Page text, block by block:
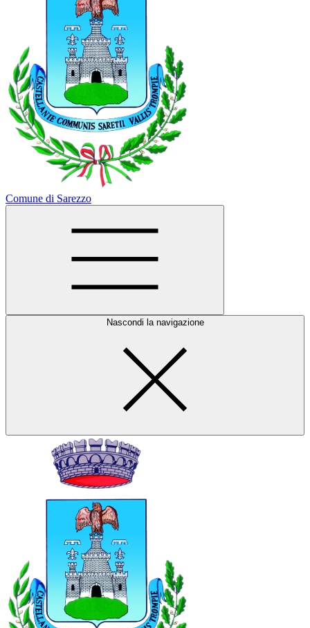
Comune di Sarezzo
Nascondi la navigazione